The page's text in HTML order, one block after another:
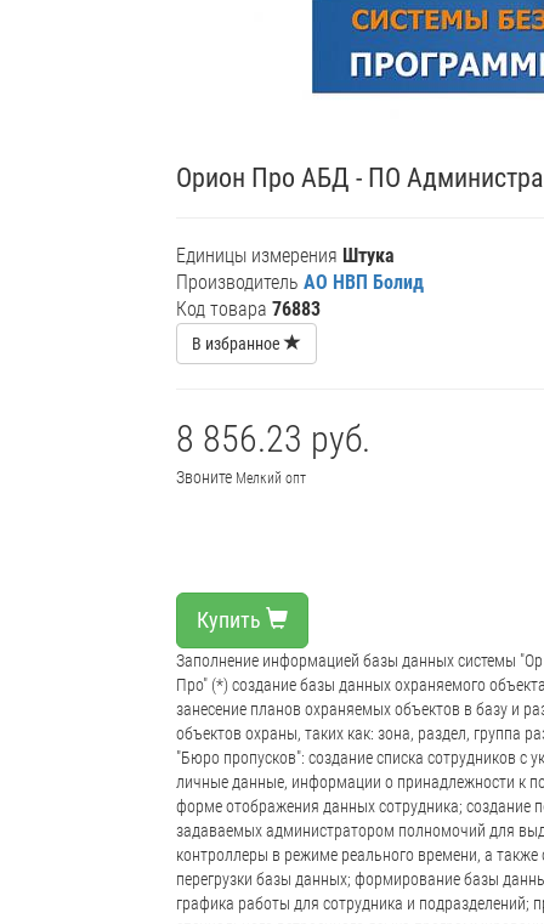
Орион Про АБД - ПО
Единицы измерения Штука
Производитель АО НВП Болид
Код товара 76883
В избранное
8 856.23 руб.
Звоните Мелкий опт
Купить
Заполнение информацией базы данных системы
Про" (*) создание базы данных охраняемого
занесение планов охраняемых объектов в базу и
объектов охраны, таких как: зона, раздел, группа
"Бюро пропусков": создание списка сотрудников с
личные данные, информации о принадлежности к
форме отображения данных сотрудника;
задаваемых администратором полномочий для
контроллеры в режиме реального времени, а
перегрузки базы данных; формирование базы
графика работы для сотрудника и